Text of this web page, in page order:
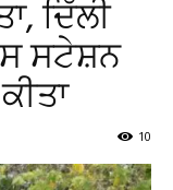
ਦਿੱਲੀ
ਸਟੇਸ਼ਨ
10